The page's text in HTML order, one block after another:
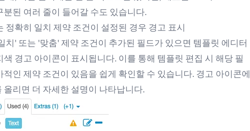
분된 여러 줄이 들어갈 수도 있습니다.
정확히 일치 제약 조건이 설정된 경우 경고 표시
치' 또는 '맞춤' 제약 조건이 추가된 필드가 있으면 템플릿 에디터
색 경고 아이콘이 표시됩니다. 이를 통해 템플릿 편집 시 해당 필
적인 제약 조건이 있음을 쉽게 확인할 수 있습니다. 경고 아이콘에
올리면 더 자세한 설명이 나타납니다.